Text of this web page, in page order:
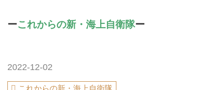
ーこれからの新・海上自衛隊ー
2022-12-02